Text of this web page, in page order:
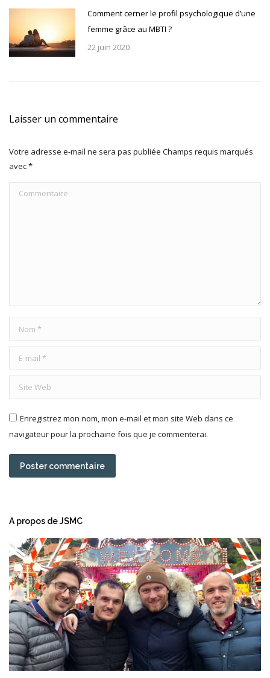
Comment cerner le profil psychologique d’une
femme grâce au MBTI ?
22 juin 2020
Laisser un commentaire
Votre adresse e-mail ne sera pas publiée Champs requis marqués
avec*
Commentaire
Nom *
E-mail *
Site Web
Enregistrez mon nom, mon e-mail et mon site Web dans ce
navigateur pour la prochaine fois que je commenterai.
Poster commentaire
A propos de JSMC